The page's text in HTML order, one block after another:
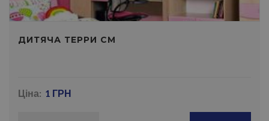
ДИТЯЧА ТЕРРИ СМ
Ціна: 1 ГРН